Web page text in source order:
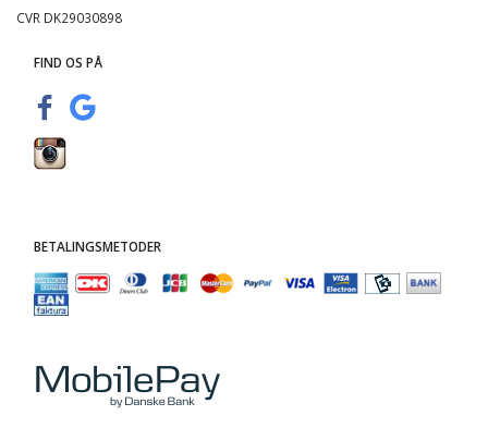
CVR DK29030898
FIND OS PÅ
BETALINGSMETODER